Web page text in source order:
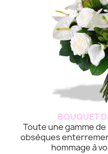
BOUQUET
Toute une gamme
obsèques
hommage à